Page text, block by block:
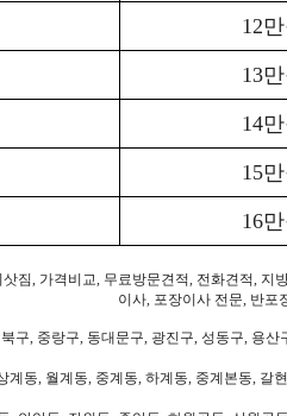
12
13
14
15
16
짐, 가격비교, 무료방문견적, 전화견적,
이사, 포장이사 전문, 반포
구, 중랑구, 동대문구, 광진구, 성동구, 용
계동, 월계동, 중계동, 하계동, 중계본동,